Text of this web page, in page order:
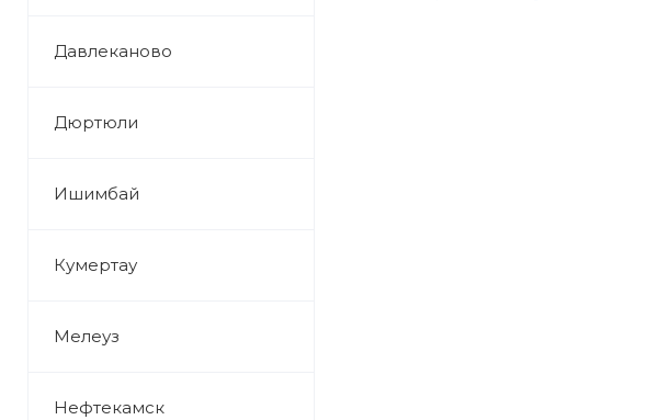
Давлеканово
Дюртюли
Ишимбай
Кумертау
Мелеуз
Нефтекамск